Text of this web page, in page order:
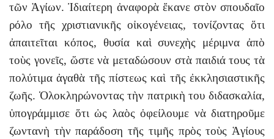
τῶν Ἁγίων. Ἰδιαίτερη ἀναφορὰ ἔκανε στὸν σπουδαῖο
ρόλο τῆς χριστιανικῆς οἰκογένειας, τονίζοντας ὅτι
ἀπαιτεῖται κόπος, θυσία καὶ συνεχὴς μέριμνα ἀπὸ
τοὺς γονεῖς, ὥστε νὰ μεταδώσουν στὰ παιδιά τους τὰ
πολύτιμα ἀγαθὰ τῆς πίστεως καὶ τῆς ἐκκλησιαστικῆς
ζωῆς. Ὁλοκληρώνοντας τὴν πατρικὴ του διδασκαλία,
ὑπογράμμισε ὅτι ὡς λαὸς ὀφείλουμε νὰ διατηροῦμε
ζωντανὴ τὴν παράδοση τῆς τιμῆς πρὸς τοὺς Ἁγίους